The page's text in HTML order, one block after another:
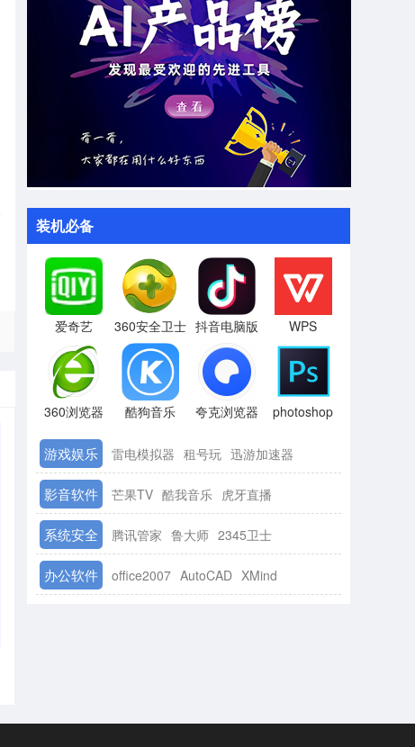
装机必备
爱奇艺 360安全卫士 抖音电脑版 WPS
360浏览器 酷狗音乐 夸克浏览器 photoshop
游戏娱乐 雷电模拟器 租号玩 迅游加速器
影音软件 芒果TV 酷我音乐 虎牙直播
系统安全 腾讯管家 鲁大师 2345卫士
办公软件 office2007 AutoCAD XMind